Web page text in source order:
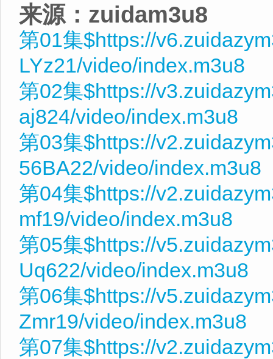
来源：zuidam3u8
第01集$https://
LYz21/video/index.m3u8
第02集$https://
aj824/video/index.m3u8
第03集$https://
56BA22/video/index.m3u8
第04集$https://
mf19/video/index.m3u8
第05集$https://
Uq622/video/index.m3u8
第06集$https://
Zmr19/video/index.m3u8
第07集$https://